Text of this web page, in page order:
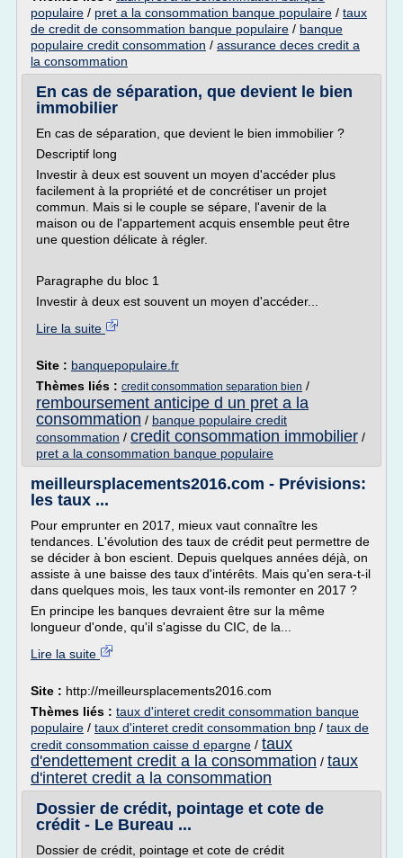
populaire / pret a la consommation banque populaire / taux
de credit de consommation banque populaire / banque
populaire credit consommation / assurance deces credit a
la consommation
En cas de séparation, que devient le bien
immobilier
En cas de séparation, que devient le bien immobilier ?
Descriptif long
Investir à deux est souvent un moyen d'accéder plus
facilement à la propriété et de concrétiser un projet
commun. Mais si le couple se sépare, l'avenir de la
maison ou de l'appartement acquis ensemble peut être
une question délicate à régler.
Paragraphe du bloc 1
Investir à deux est souvent un moyen d'accéder...
Lire la suite
Site : banquepopulaire.fr
Thèmes liés : credit consommation separation bien /
remboursement anticipe d un pret a la
consommation / banque populaire credit
consommation / credit consommation immobilier /
pret a la consommation banque populaire
meilleursplacements2016.com - Prévisions:
les taux ...
Pour emprunter en 2017, mieux vaut connaître les
tendances. L'évolution des taux de crédit peut permettre de
se décider à bon escient. Depuis quelques années déjà, on
assiste à une baisse des taux d'intérêts. Mais qu'en sera-t-il
dans quelques mois, les taux vont-ils remonter en 2017 ?
En principe les banques devraient être sur la même
longueur d'onde, qu'il s'agisse du CIC, de la...
Lire la suite
Site : http://meilleursplacements2016.com
Thèmes liés : taux d'interet credit consommation banque
populaire / taux d'interet credit consommation bnp / taux de
credit consommation caisse d epargne / taux
d'endettement credit a la consommation / taux
d'interet credit a la consommation
Dossier de crédit, pointage et cote de
crédit - Le Bureau ...
Dossier de crédit, pointage et cote de crédit